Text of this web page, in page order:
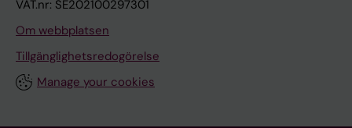
VAT.nr: SE202100297301
Om webbplatsen
Tillgänglighetsredogörelse
Manage your cookies